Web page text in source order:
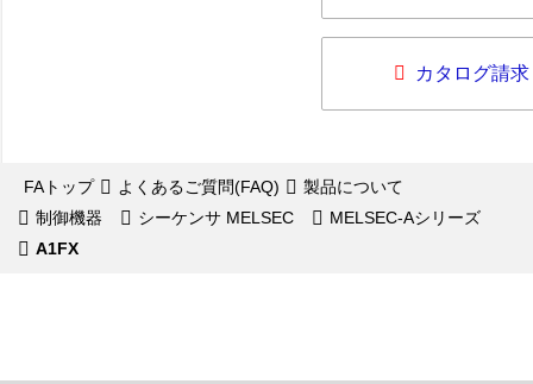
カタログ請求
FAトップ よくあるご質問(FAQ)
製品について
制御機器
シーケンサ MELSEC
MELSEC-Aシリーズ
A1FX